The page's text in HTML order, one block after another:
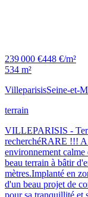
239 000 €448 €/m²
534 m²
VilleparisisSeine-et-
terrain
VILLEPARISIS -
recherchéRARE !!!
environnement
beau terrain à bâtir
mètres.Implanté en
d'un beau projet de
pour sa tranquillité et